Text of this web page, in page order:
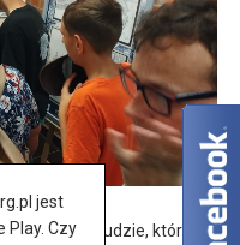
pasja i ludzie, którzy ją
jest
Play. Czy